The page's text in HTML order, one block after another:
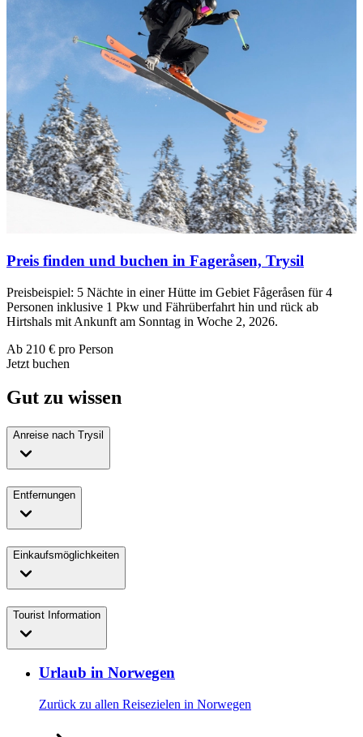
Preis finden und buchen in Fageråsen, Trysil
Preisbeispiel: 5 Nächte in einer Hütte im Gebiet Fågeråsen für 4
Personen inklusive 1 Pkw und Fährüberfahrt hin und rück ab
Hirtshals mit Ankunft am Sonntag in Woche 2, 2026.
Ab 210 € pro Person
Jetzt buchen
Gut zu wissen
Anreise nach Trysil
Entfernungen
Einkaufsmöglichkeiten
Tourist Information
Urlaub in Norwegen
Zurück zu allen Reisezielen in Norwegen